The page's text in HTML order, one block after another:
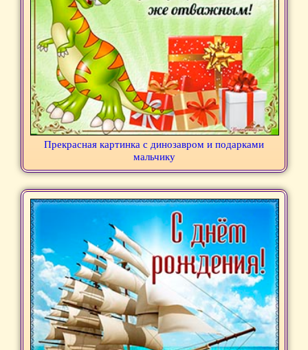
Прекрасная картинка с динозавром и подарками
мальчику